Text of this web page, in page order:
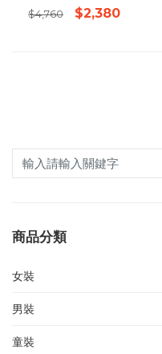
$4,760 $2,380
商品分類
女裝
男裝
童裝